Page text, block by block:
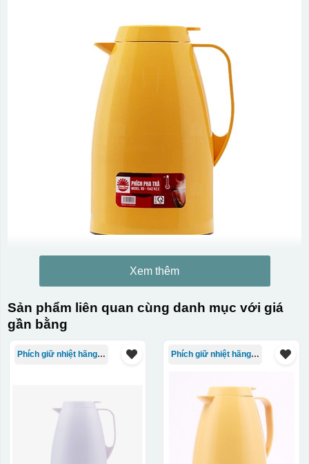
Xem thêm
Sản phẩm liên quan cùng danh mục với giá
gần bằng
Phích giữ nhiệt hãng Rạng Đông Phích giữ nhiệt hãng Rạng Đông